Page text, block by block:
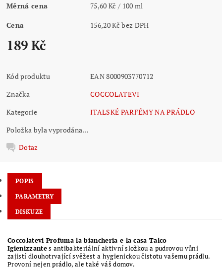
Měrná cena 75,60 Kč / 100 ml
Cena 156,20 Kč bez DPH
189 Kč
Kód produktu
EAN 8000903770712
Značka
COCCOLATEVI
Kategorie
ITALSKÉ PARFÉMY NA PRÁDLO
Položka byla vyprodána...
Dotaz
POPIS
PARAMETRY
DISKUZE
Coccolatevi Profuma la biancheria e la casa Talco
Igienizzantes antibakteriální aktivní složkou a pudrovou vůni
zajistí dlouhotrvající svěžest a hygienickou čistotu vašemu prádlu.
Provoní nejen prádlo, ale také váš domov.